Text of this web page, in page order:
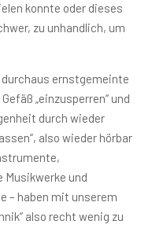
konnte oder dieses
zu unhandlich, um
ernstgemeinte
„einzusperren“ und
durch wieder
also wieder hörbar
und
– haben mit unserem
also recht wenig zu